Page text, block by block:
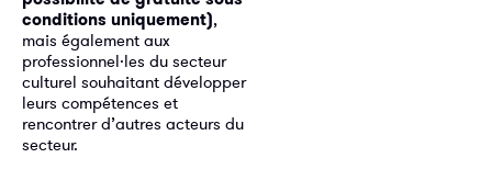
conditions uniquement),
mais également aux
professionnel·les du secteur
culturel souhaitant développer
leurs compétences et
rencontrer d’autres acteurs du
secteur.